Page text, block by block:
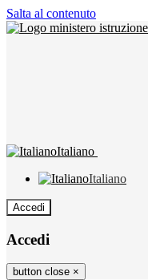
Salta al contenuto
Italiano
Italiano
Accedi
Accedi
button close ×